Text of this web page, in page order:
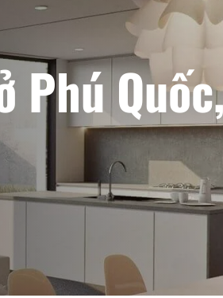
Phú